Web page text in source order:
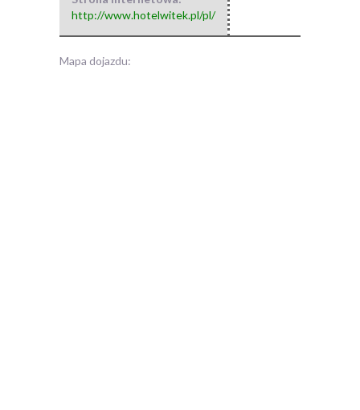
http://www.hotelwitek.pl/pl/
Mapa dojazdu: